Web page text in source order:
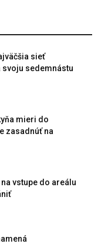
sieť
sedemnástu
mieri do
zasadnúť na
vstupe do areálu